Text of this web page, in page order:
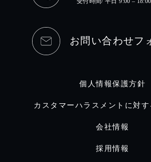
お問い合わせフ
個人情報保護方針
カスタマーハラスメントに対
会社情報
採用情報